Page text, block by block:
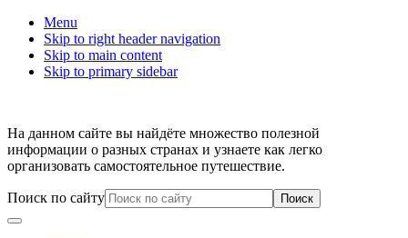
Menu
Skip to right header navigation
Skip to main content
Skip to primary sidebar
На данном сайте вы найдёте множество полезной
информации о разных странах и узнаете как легко
организовать самостоятельное путешествие.
Поиск по сайту